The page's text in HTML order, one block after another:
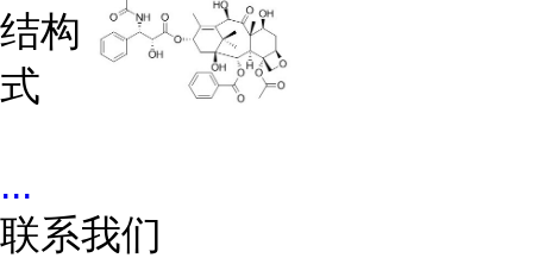
结构
式
...
联系我们